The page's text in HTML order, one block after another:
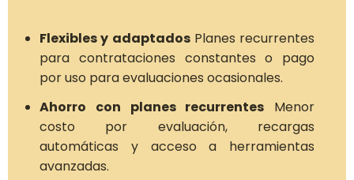
Flexibles y adaptadosPlanes recurrentes
para contrataciones constantes o pago
por uso para evaluaciones ocasionales.
Ahorro con planes recurrentes Menor
costo por evaluación, recargas
automáticas y acceso a herramientas
avanzadas.